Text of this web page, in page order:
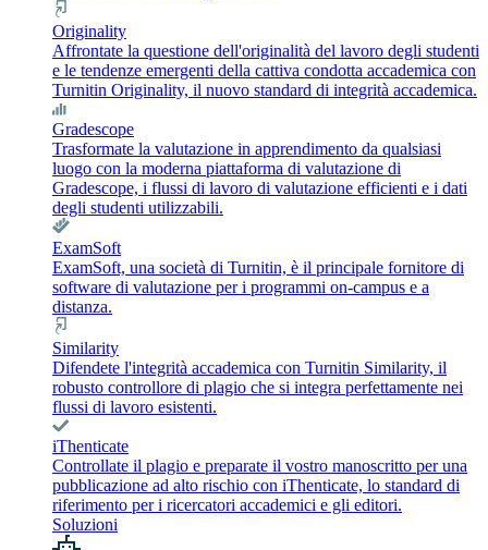
Originality
Affrontate la questione dell'originalità del lavoro degli studenti
e le tendenze emergenti della cattiva condotta accademica con
Turnitin Originality, il nuovo standard di integrità accademica.
Gradescope
Trasformate la valutazione in apprendimento da qualsiasi
luogo con la moderna piattaforma di valutazione di
Gradescope, i flussi di lavoro di valutazione efficienti e i dati
degli studenti utilizzabili.
ExamSoft
ExamSoft, una società di Turnitin, è il principale fornitore di
software di valutazione per i programmi on-campus e a
distanza.
Similarity
Difendete l'integrità accademica con Turnitin Similarity, il
robusto controllore di plagio che si integra perfettamente nei
flussi di lavoro esistenti.
iThenticate
Controllate il plagio e preparate il vostro manoscritto per una
pubblicazione ad alto rischio con iThenticate, lo standard di
riferimento per i ricercatori accademici e gli editori.
Soluzioni